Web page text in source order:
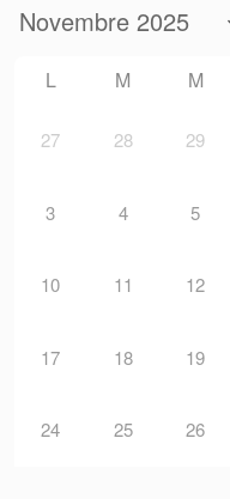
L M M
27 28 29
3 4 5
10 11 12
17 18 19
24 25 26